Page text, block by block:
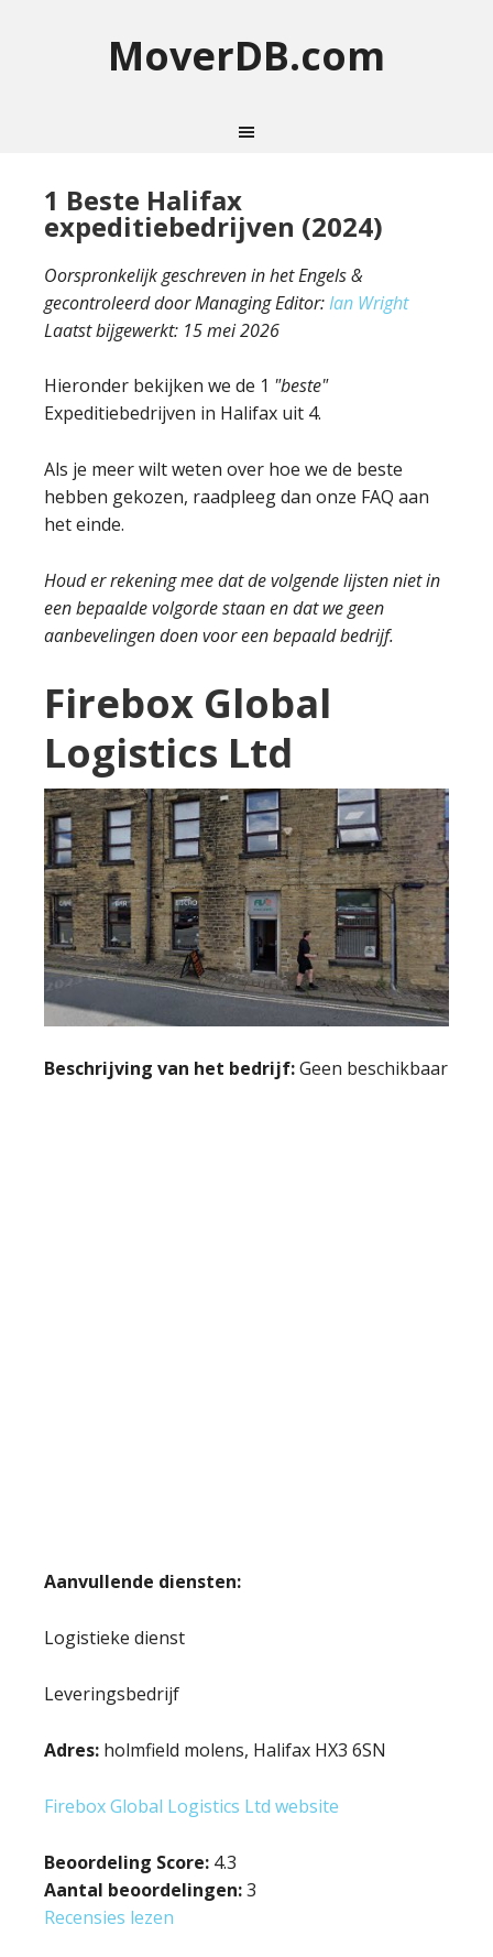
MoverDB.com
1 Beste Halifax
expeditiebedrijven (2024)
Oorspronkelijk geschreven in het Engels &
gecontroleerd door Managing Editor:Ian Wright
Laatst bijgewerkt: 15 mei 2026
Hieronder bekijken we de 1 "beste"
Expeditiebedrijven in Halifax uit 4.
Als je meer wilt weten over hoe we de beste
hebben gekozen, raadpleeg dan onze FAQ aan
het einde.
Houd er rekening mee dat de volgende lijsten niet in
een bepaalde volgorde staan en dat we geen
aanbevelingen doen voor een bepaald bedrijf.
Firebox Global
Logistics Ltd
Beschrijving van het bedrijf:Geen beschikbaar
Aanvullende diensten:
Logistieke dienst
Leveringsbedrijf
Adres: holmfield molens, Halifax HX3 6SN
Firebox Global Logistics Ltd website
Beoordeling Score: 4.3
Aantal beoordelingen:3
Recensies lezen